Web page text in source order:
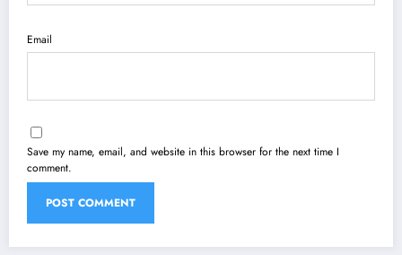
Email
Save my name, email, and website in this browser for the next time I
comment.